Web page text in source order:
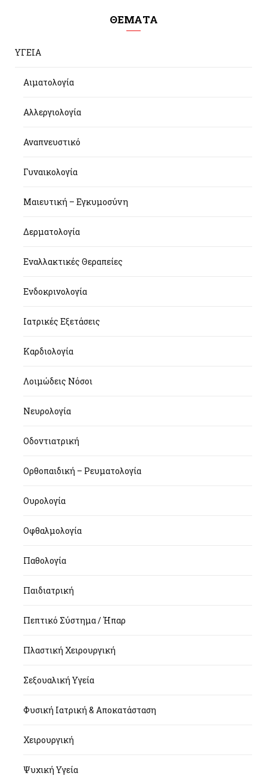
ΘΕΜΑΤΑ
ΥΓΕΙΑ
Αιματολογία
Αλλεργιολογία
Αναπνευστικό
Γυναικολογία
Μαιευτική – Εγκυμοσύνη
Δερματολογία
Εναλλακτικές Θεραπείες
Ενδοκρινολογία
Ιατρικές Εξετάσεις
Καρδιολογία
Λοιμώδεις Νόσοι
Νευρολογία
Οδοντιατρική
Ορθοπαιδική – Ρευματολογία
Ουρολογία
Οφθαλμολογία
Παθολογία
Παιδιατρική
Πεπτικό Σύστημα / Ήπαρ
Πλαστική Χειρουργική
Σεξουαλική Υγεία
Φυσική Ιατρική & Αποκατάσταση
Χειρουργική
Ψυχική Υγεία